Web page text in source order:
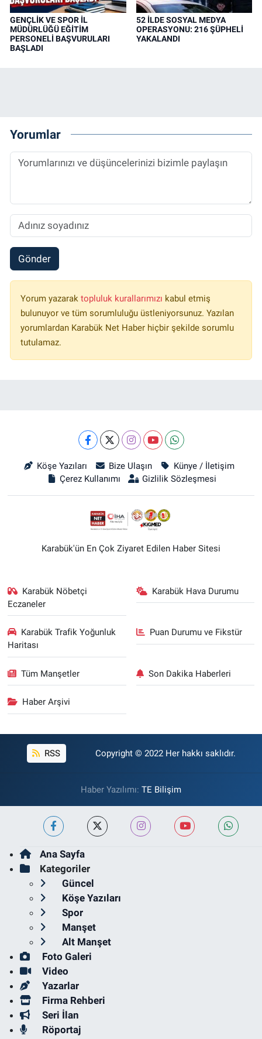
GENÇLİK VE SPOR İL
MÜDÜRLÜĞÜ EĞİTİM
PERSONELİ BAŞVURULARI
BAŞLADI
52 İLDE SOSYAL MEDYA
OPERASYONU: 216 ŞÜPHELİ
YAKALANDI
Yorumlar
Gönder
Yorum yazarak topluluk kurallarımızı kabul etmiş
bulunuyor ve tüm sorumluluğu üstleniyorsunuz. Yazılan
yorumlardan Karabük Net Haber hiçbir şekilde sorumlu
tutulamaz.
Köşe Yazıları Bize Ulaşın
Künye / İletişim
Çerez Kullanımı
Gizlilik Sözleşmesi
Karabük'ün En Çok Ziyaret Edilen Haber Sitesi
Karabük Nöbetçi
Eczaneler
Karabük Hava Durumu
Karabük Trafik Yoğunluk
Haritası
Puan Durumu ve Fikstür
Tüm Manşetler Son Dakika Haberleri
Haber Arşivi
RSS Copyright © 2022 Her hakkı saklıdır.
Haber Yazılımı: TE Bilişim
Ana Sayfa
Kategoriler
Güncel
Köşe Yazıları
Spor
Manşet
Alt Manşet
Foto Galeri
Video
Yazarlar
Firma Rehberi
Seri İlan
Röportaj